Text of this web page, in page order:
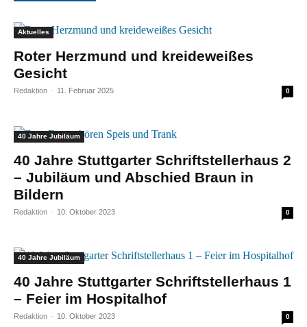
Aktuelles
Roter Herzmund und kreideweißes
Gesicht
Redaktion - 11. Februar 2025 0
40 Jahre Jubiläum
40 Jahre Stuttgarter Schriftstellerhaus 2
– Jubiläum und Abschied Braun in
Bildern
Redaktion - 10. Oktober 2023 0
40 Jahre Jubiläum
40 Jahre Stuttgarter Schriftstellerhaus 1
– Feier im Hospitalhof
Redaktion - 10. Oktober 2023 0